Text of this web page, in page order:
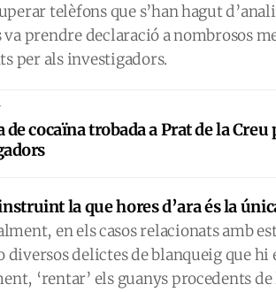
telèfons que s’han hagut
va prendre declaració a nombrosos
per als investigadors.
de cocaïna trobada a Prat de la Creu
la que hores d’ara és la
en els casos relacionats amb
diversos delictes de blanqueig que hi
‘rentar’ els guanys procedents